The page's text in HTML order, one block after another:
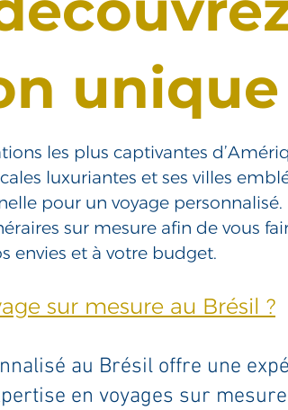
unique
les plus captivantes
luxuriantes et ses villes
pour un voyage
sur mesure afin de vous
envies et à votre budget.
sur mesure au Brésil ?
au Brésil offre une
en voyages sur